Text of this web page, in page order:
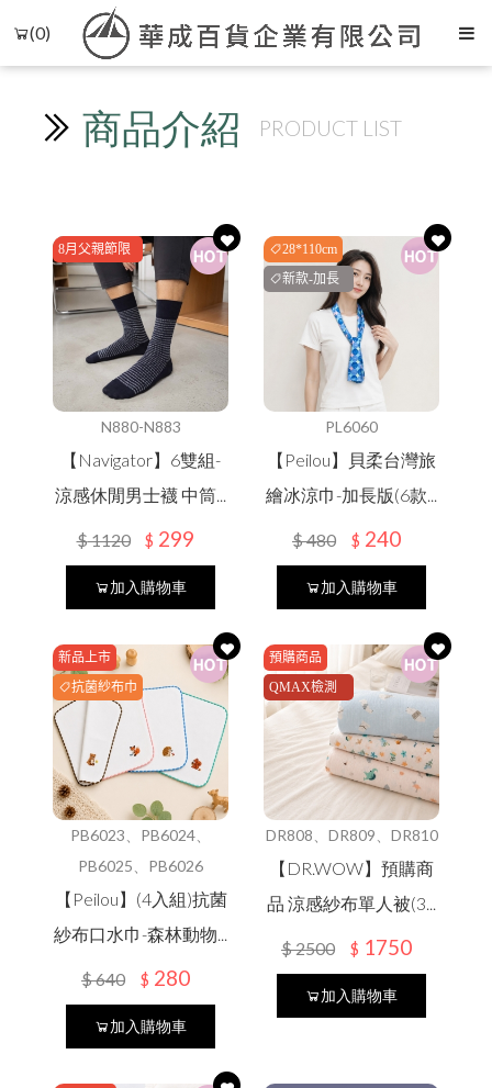
(0)
商品介紹 PRODUCT LIST
8月父親節限
時特賣
N880-N883
【Navigator】6雙組-
涼感休閒男士襪 中筒...
$1120 $ 299
加入購物車
28*110cm
新款-加長
PL6060
【Peilou】貝柔台灣旅
繪冰涼巾-加長版(6款...
$480 $ 240
加入購物車
新品上市
抗菌紗布巾
PB6023、PB6024、
PB6025、PB6026
【Peilou】(4入組)抗菌
紗布口水巾-森林動物...
$640 $ 280
加入購物車
預購商品
QMAX檢測
通過
DR808、DR809、DR810
【DR.WOW】預購商
品 涼感紗布單人被(3...
$2500 $ 1750
加入購物車